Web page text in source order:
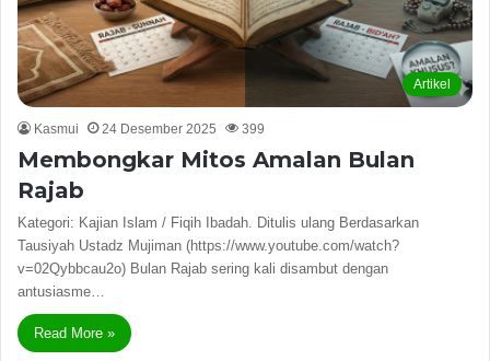
Artikel
Kasmui 24 Desember 2025 399
Membongkar Mitos Amalan Bulan
Rajab
Kategori: Kajian Islam / Fiqih Ibadah. Ditulis ulang Berdasarkan
Tausiyah Ustadz Mujiman (https://www.youtube.com/watch?
v=02Qybbcau2o) Bulan Rajab sering kali disambut dengan
antusiasme…
Read More »